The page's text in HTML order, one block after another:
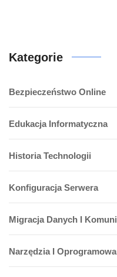
Kategorie
Bezpieczeństwo Online
Edukacja Informatyczna
Historia Technologii
Konfiguracja Serwera
Migracja Danych I
Narzędzia I